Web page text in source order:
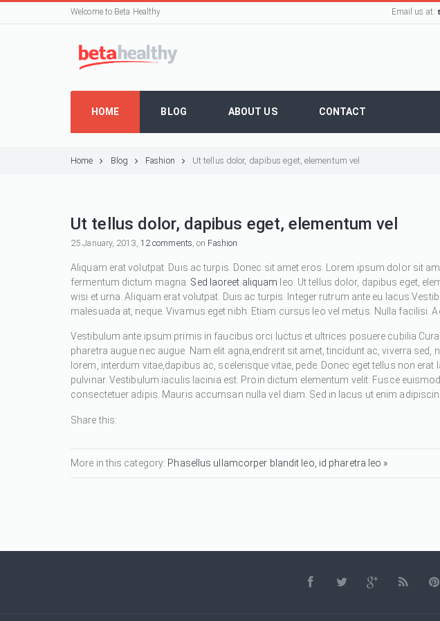
Welcome to Beta Healthy Email us at:
HOME BLOG ABOUT US CONTACT
Home Blog Fashion Ut tellus dolor, dapibus eget, elementum vel
Ut tellus dolor, dapibus eget, elementum vel
25 January, 2013, 12 comments, on Fashion
Aliquam erat volutpat. Duis ac turpis. Donec sit amet eros. Lorem ipsum dolor sit
fermentum dictum magna. Sed laoreet aliquam leo. Ut tellus dolor, dapibus eget,
wisi et urna. Aliquam erat volutpat. Duis ac turpis. Integer rutrum ante eu
malesuada at, neque. Vivamus eget nibh. Etiam cursus leo vel metus. Nulla facilisi.
Vestibulum ante ipsum primis in faucibus orci luctus et ultrices posuere cubilia
pharetra augue nec augue. Nam elit agna,endrerit sit amet, tincidunt ac, viverra
lorem, interdum vitae,dapibus ac, scelerisque vitae, pede. Donec eget tellus non
pulvinar. Vestibulum iaculis lacinia est. Proin dictum elementum velit. Fusce
consectetuer adipis. Mauris accumsan nulla vel diam. Sed in lacus ut enim
Share this:
More in this category: Phasellus ullamcorper blandit leo, id pharetra leo »